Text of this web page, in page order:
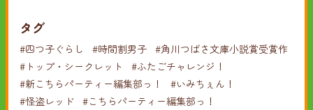
タグ
#四つ子ぐらし #時間割男子 #角川つばさ文庫小説賞受賞作
#トップ・シークレット
#ふたごチャレンジ！
#新こちらパーティー編集部っ！
#いみちぇん！
#怪盗レッド #こちらパーティー編集部っ！